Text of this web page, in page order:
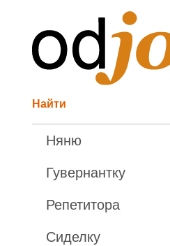
Найти
Няню
Гувернантку
Репетитора
Сиделку